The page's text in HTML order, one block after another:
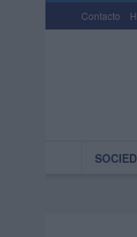
Contacto